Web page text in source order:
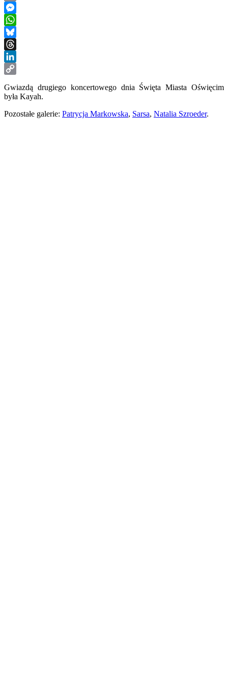
Email
Messenger
WhatsApp
Bluesky
Threads
LinkedIn
Link
Gwiazdą drugiego koncertowego dnia Święta Miasta Oświęcim
była Kayah.
Pozostałe galerie: Patrycja Markowska, Sarsa, Natalia Szroeder.